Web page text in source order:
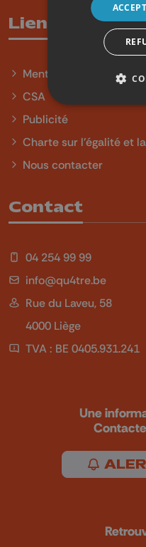
Liens utiles
Mentions légales
CSA
Publicité
Charte sur l'égalité et
Nous contacter
Contact
04 254 99 99
info@qu4tre.be
Rue du Laveu, 58
4000 Liège
TVA : BE 0405.931.241
Une